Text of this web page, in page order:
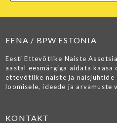
EENA / BPW ESTONIA
Eesti Ettevõtlike Naiste
aastal eesmärgiga aidata kaasa
ettevõtlike naiste ja naisjuhtide
loomisele, ideede ja arvamuste
KONTAKT